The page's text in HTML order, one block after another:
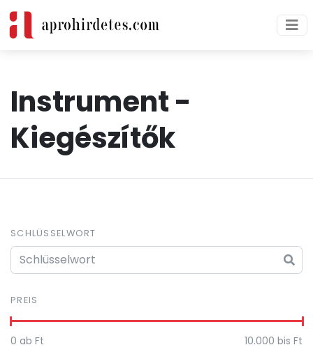
Instrument -
Kiegészítők
SCHLÜSSELWORT
PREIS
0 ab Ft 10.000 bis Ft